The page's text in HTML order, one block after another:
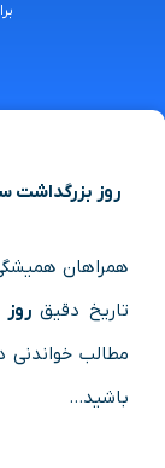
روز بزرگداشت سلمان فارسی
همراهان
تاریخ دقیقروز
مطالب خواندنی
باشید…